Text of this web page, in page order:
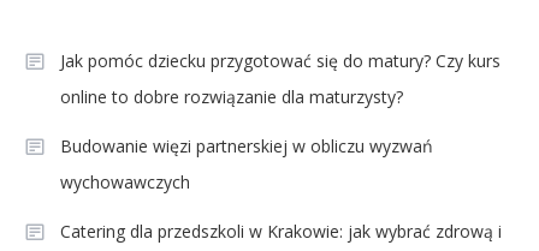
Jak pomóc dziecku przygotować się do matury? Czy kurs
online to dobre rozwiązanie dla maturzysty?
Budowanie więzi partnerskiej w obliczu wyzwań
wychowawczych
Catering dla przedszkoli w Krakowie: jak wybrać zdrową i